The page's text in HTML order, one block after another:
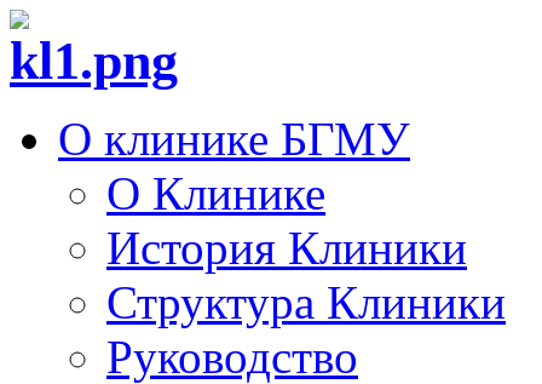
О клинике БГМУ
О Клинике
История Клиники
Структура Клиники
Руководство